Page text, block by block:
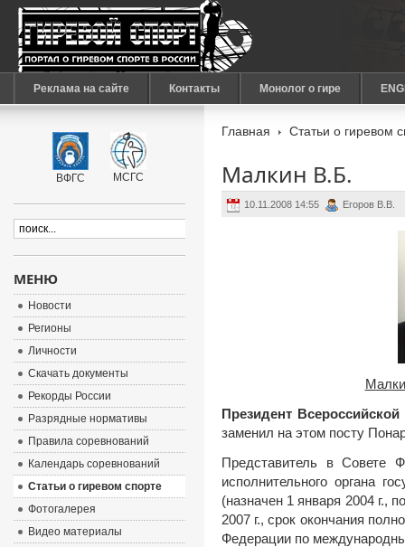
Реклама на сайте Контакты Монолог о гире
Главная Статьи о гиревом
Малкин В.Б.
10.11.2008 14:55 Егоров В.В.
Президент
заменил на этом посту
Представитель в Совете
исполнительного органа
(назначен 1 января 2004 г.,
2007 г., срок окончания
Федерации по
ВФГС МСГС
МЕНЮ
Новости
Регионы
Личности
Скачать документы
Рекорды России
Разрядные нормативы
Правила соревнований
Календарь соревнований
Статьи о гиревом спорте
Фотогалерея
Видео материалы